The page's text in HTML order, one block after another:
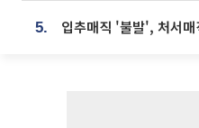
5. 입추매직 '불발', 처서